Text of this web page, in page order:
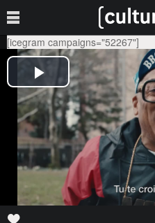
[icegram campaigns="52267"]